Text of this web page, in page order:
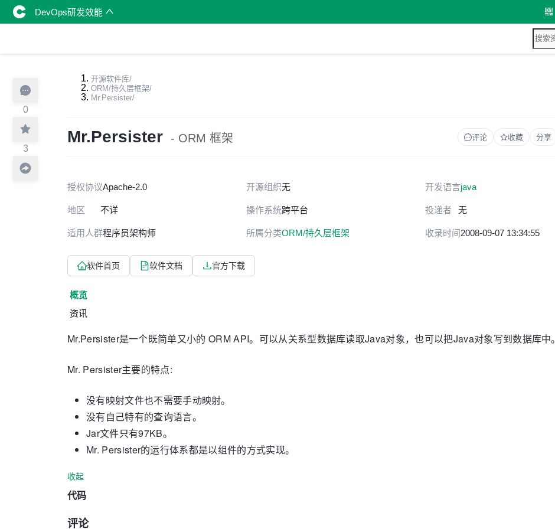
DevOps研发效能
0
3
开源软件库/
ORM/持久层框架/
Mr.Persister/
Mr.Persister - ORM 框架 评论 收藏 分享
授权协议Apache-2.0 开源组织无 开发语言java
地区 不详 操作系统跨平台 投递者 无
适用人群程序员架构师 所属分类ORM/持久层框架 收录时间2008-09-07 13:34:55
软件首页 软件文档 官方下载
概览
资讯
Mr.Persister是一个既简单又小的 ORM API。可以从关系型数据库读取Java对象，也可以把Java对象写到数据库中。
Mr. Persister主要的特点:
没有映射文件也不需要手动映射。
没有自己特有的查询语言。
Jar文件只有97KB。
Mr. Persister的运行体系都是以组件的方式实现。
收起
代码
评论